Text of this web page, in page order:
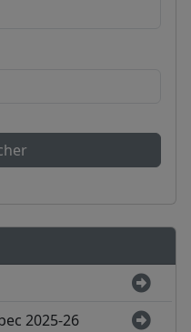
2025-26